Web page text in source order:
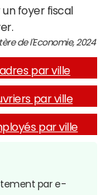
foyer fiscal
de l'Economie, 2024
par ville
par ville
par ville
par e-